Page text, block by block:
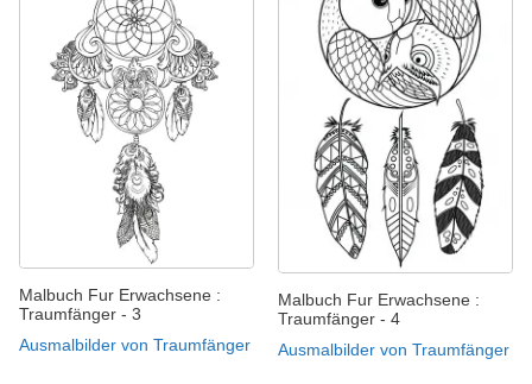
Malbuch Fur Erwachsene :
Traumfänger - 3
Ausmalbilder von Traumfänger
Malbuch Fur Erwachsene :
Traumfänger - 4
Ausmalbilder von Traumfänger